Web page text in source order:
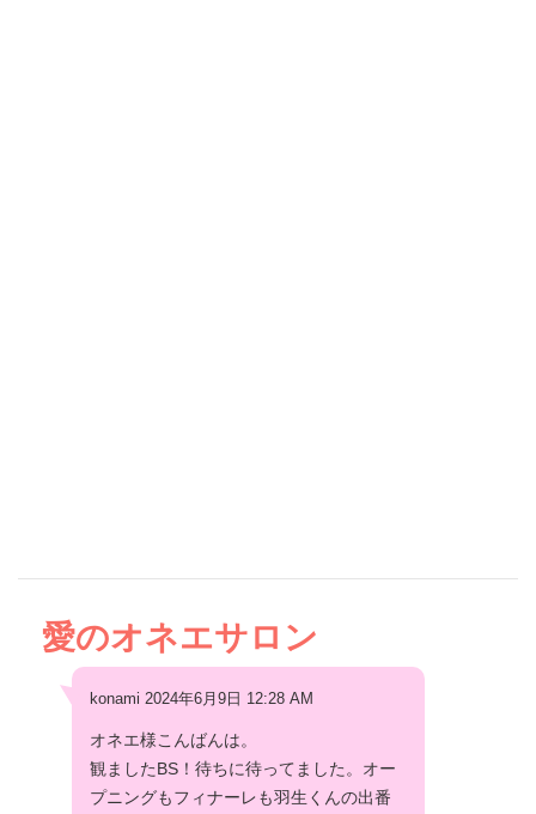
愛のオネエサロン
konami 2024年6月9日 12:28 AM
オネエ様こんばんは。
観ましたBS！待ちに待ってました。オー
プニングもフィナーレも羽生くんの出番